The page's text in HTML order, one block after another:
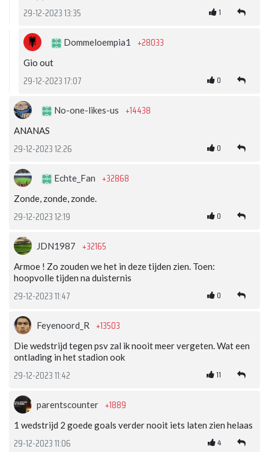
29-12-2023 13:35 1
Dommeloempia1 +28033
Gio out
29-12-2023 17:07 0
No-one-likes-us +14438
ANANAS
29-12-2023 12:26 0
Echte_Fan +32868
Zonde, zonde, zonde.
29-12-2023 12:19 0
JDN1987 +32165
Armoe ! Zo zouden we het in deze tijden zien. Toen:
hoopvolle tijden na duisternis
29-12-2023 11:47 0
Feyenoord_R +13503
Die wedstrijd tegen psv zal ik nooit meer vergeten. Wat een
ontlading in het stadion ook
29-12-2023 11:42 11
parentscounter +1889
1 wedstrijd 2 goede goals verder nooit iets laten zien helaas
29-12-2023 11:06 4